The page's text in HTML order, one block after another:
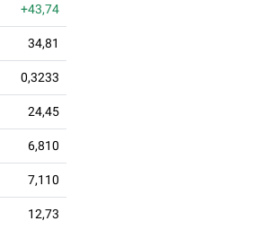
+43,74
34,81
0,3233
24,45
6,810
7,110
12,73